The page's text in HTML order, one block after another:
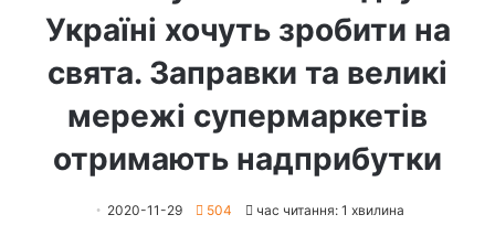
Україні хочуть зробити на
свята. Заправки та великі
мережі супермаркетів
отримають надприбутки
2020-11-29 504 час читання: 1 хвилина